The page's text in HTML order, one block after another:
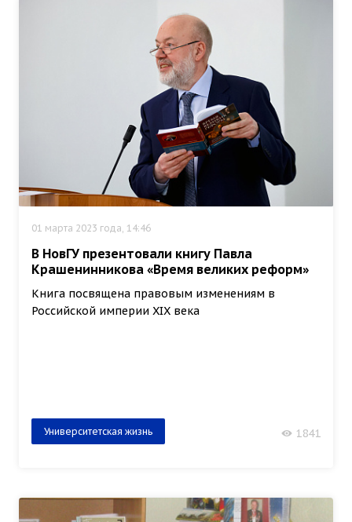
01 марта 2023 года, 14:46
В НовГУ презентовали книгу Павла
Крашенинникова «Время великих реформ»
Книга посвящена правовым изменениям в
Российской империи XIX века
Университетская жизнь 1841